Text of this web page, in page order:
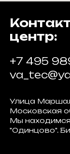
центр:
+7 495
Улица
Московская
Мы
"Одинцово".